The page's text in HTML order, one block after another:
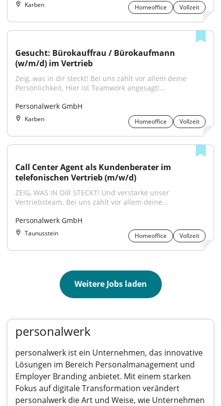
Karben Homeoffice Vollzeit
Gesucht: Bürokauffrau / Bürokaufmann
(w/m/d) im Vertrieb
Zeig, was in dir steckt! Bei uns zählt vor allem deine
Persönlichkeit. Hier ist Teamwork angesagt!...
Personalwerk GmbH
Karben Homeoffice Vollzeit
Call Center Agent als Kundenberater im
telefonischen Vertrieb (m/w/d)
ZEIG, WAS IN DIR STECKT! Und verstärke unser
Vertriebsteam. Bei uns zählt vor allem deine...
Personalwerk GmbH
Taunusstein Homeoffice Vollzeit
Weitere Jobs laden
personalwerk
personalwerk ist ein Unternehmen, das innovative
Lösungen im Bereich Personalmanagement und
Employer Branding anbietet. Mit einem starken
Fokus auf digitale Transformation verändert
personalwerk die Art und Weise, wie Unternehmen